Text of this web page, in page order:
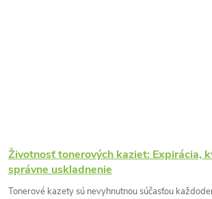
Životnosť tonerových kaziet: Expirácia,
správne uskladnenie
Tonerové kazety sú nevyhnutnou súčasťou